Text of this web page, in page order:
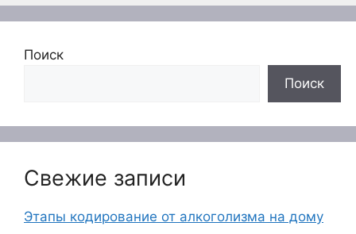
Поиск
Поиск
Свежие записи
Этапы кодирование от алкоголизма на дому